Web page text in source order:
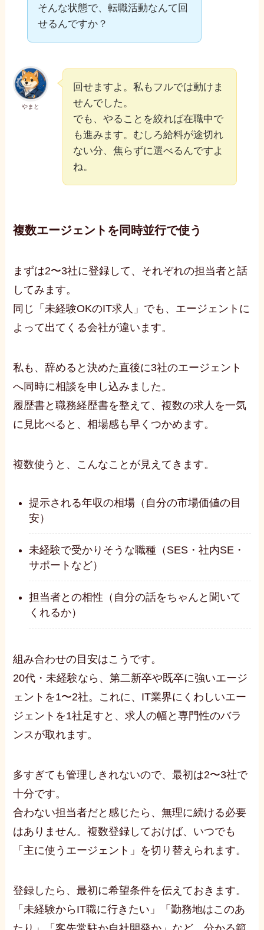
そんな状態で、転職活動なんて回
せるんですか？
やまと
回せますよ。私もフルでは動けま
せんでした。
でも、やることを絞れば在職中で
も進みます。むしろ給料が途切れ
ない分、焦らずに選べるんですよ
ね。
複数エージェントを同時並行で使う
まずは2〜3社に登録して、それぞれの担当者と話
してみます。
同じ「未経験OKのIT求人」でも、エージェントに
よって出てくる会社が違います。
私も、辞めると決めた直後に3社のエージェント
へ同時に相談を申し込みました。
履歴書と職務経歴書を整えて、複数の求人を一気
に見比べると、相場感も早くつかめます。
複数使うと、こんなことが見えてきます。
提示される年収の相場（自分の市場価値の目
安）
未経験で受かりそうな職種（SES・社内SE・
サポートなど）
担当者との相性（自分の話をちゃんと聞いて
くれるか）
組み合わせの目安はこうです。
20代・未経験なら、第二新卒や既卒に強いエージ
ェントを1〜2社。これに、IT業界にくわしいエー
ジェントを1社足すと、求人の幅と専門性のバラ
ンスが取れます。
多すぎても管理しきれないので、最初は2〜3社で
十分です。
合わない担当者だと感じたら、無理に続ける必要
はありません。複数登録しておけば、いつでも
「主に使うエージェント」を切り替えられます。
登録したら、最初に希望条件を伝えておきます。
「未経験からIT職に行きたい」「勤務地はこのあ